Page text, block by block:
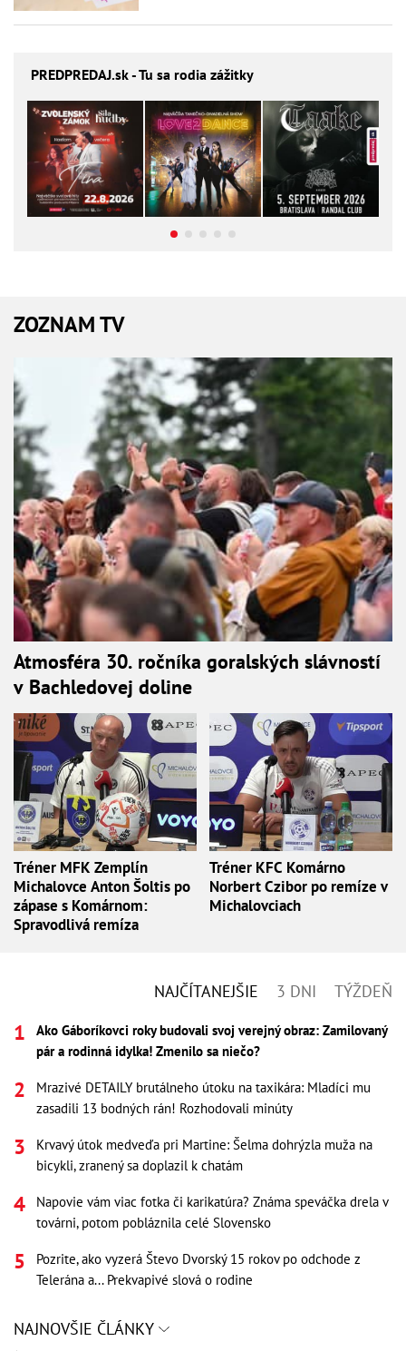
PREDPREDAJ.sk - Tu sa rodia zážitky
ZOZNAM TV
Atmosféra 30. ročníka goralských slávností
v Bachledovej doline
Tréner MFK Zemplín
Michalovce Anton Šoltis po
zápase s Komárnom:
Spravodlivá remíza
Tréner KFC Komárno
Norbert Czibor po remíze v
Michalovciach
NAJČÍTANEJŠIE 3 DNI TÝŽDEŇ
Ako Gáboríkovci roky budovali svoj verejný obraz: Zamilovaný
pár a rodinná idylka! Zmenilo sa niečo?
Mrazivé DETAILY brutálneho útoku na taxikára: Mladíci mu
zasadili 13 bodných rán! Rozhodovali minúty
Krvavý útok medveďa pri Martine: Šelma dohrýzla muža na
bicykli, zranený sa doplazil k chatám
Napovie vám viac fotka či karikatúra? Známa speváčka drela v
továrni, potom pobláznila celé Slovensko
Pozrite, ako vyzerá Števo Dvorský 15 rokov po odchode z
Telerána a... Prekvapivé slová o rodine
NAJNOVŠIE ČLÁNKY